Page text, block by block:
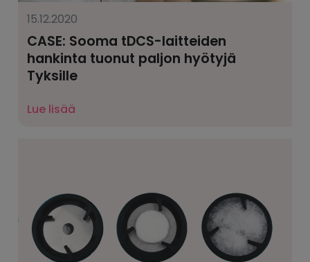
15.12.2020
CASE: Sooma tDCS-laitteiden
hankinta tuonut paljon hyötyjä
Tyksille
Lue lisää